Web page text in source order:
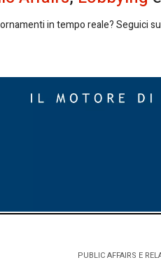
in tempo reale? Seguici
PUBLIC AFFAIRS E